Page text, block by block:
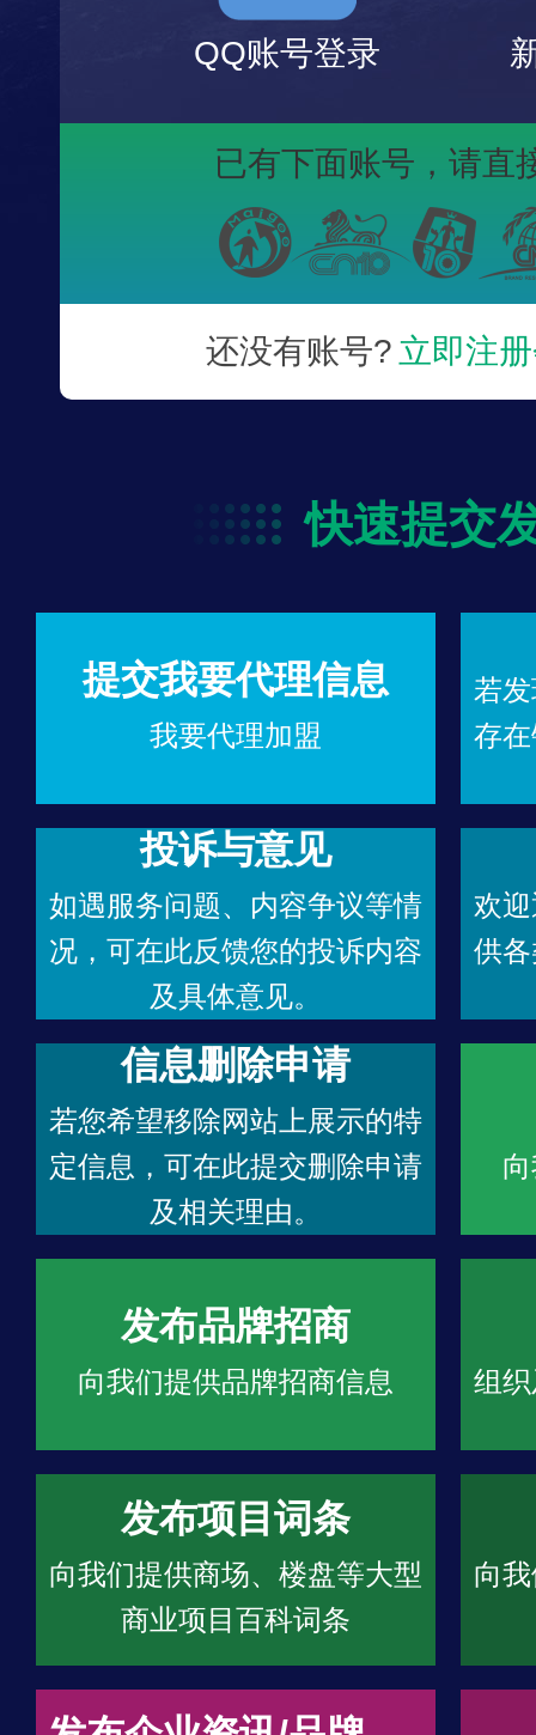
QQ账号登录
已有下面账号， 请直
还没有账号? 立即注
快速提交
提交我要代理信息
我要代理加盟
若
存
投诉与意见
如遇服务问题、内容争议等情
况，可在此反馈您的投诉内容
及具体意见。
欢
供
信息删除申请
若您希望移除网站上展示的特
定信息，可在此提交删除申请
及相关理由。
发布品牌招商
向我们提供品牌招商信息 组
发布项目词条
向我们提供商场、楼盘等大型
商业项目百科词条
向